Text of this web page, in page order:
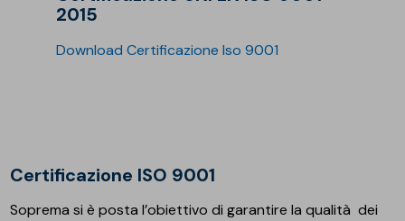
2015
Download Certificazione Iso 9001
Certificazione ISO 9001
Soprema si è posta l’obiettivo di garantire la qualità dei